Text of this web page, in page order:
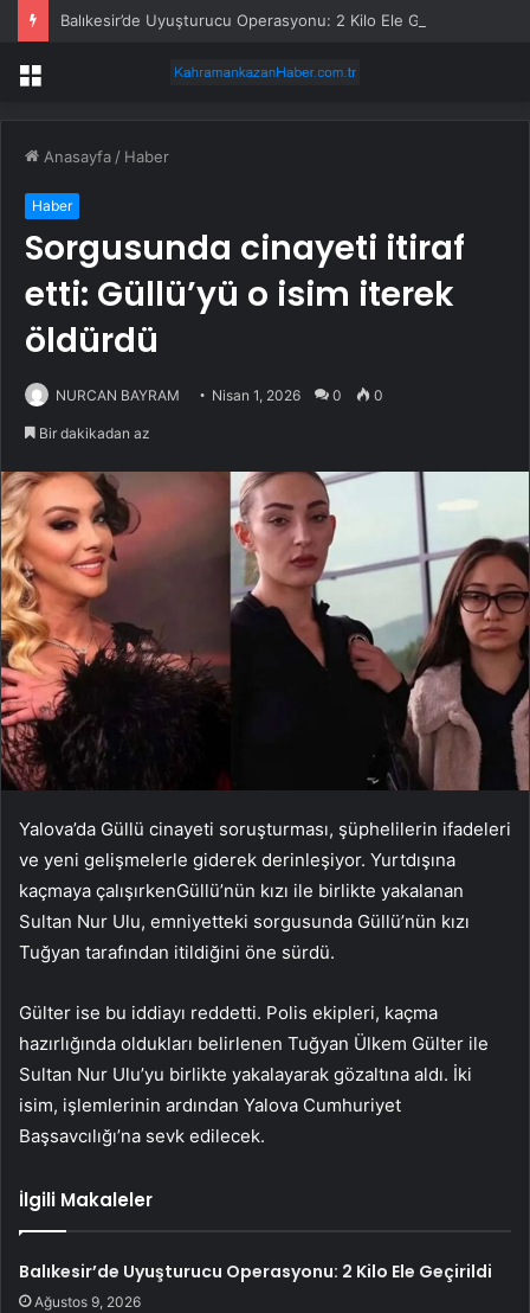
Balıkesir’de Uyuşturucu Operasyonu: 2 Kilo Ele Geçirildi
Menü
Anasayfa / Haber
Haber
Sorgusunda cinayeti itiraf
etti: Güllü’yü o isim iterek
öldürdü
NURCAN BAYRAM Nisan 1, 2026 0 0
Bir dakikadan az
Yalova’da Güllü cinayeti soruşturması, şüphelilerin ifadeleri
ve yeni gelişmelerle giderek derinleşiyor. Yurtdışına
kaçmaya çalışırkenGüllü’nün kızı ile birlikte yakalanan
Sultan Nur Ulu, emniyetteki sorgusunda Güllü’nün kızı
Tuğyan tarafından itildiğini öne sürdü.
Gülter ise bu iddiayı reddetti. Polis ekipleri, kaçma
hazırlığında oldukları belirlenen Tuğyan Ülkem Gülter ile
Sultan Nur Ulu’yu birlikte yakalayarak gözaltına aldı. İki
isim, işlemlerinin ardından Yalova Cumhuriyet
Başsavcılığı’na sevk edilecek.
İlgili Makaleler
Balıkesir’de Uyuşturucu Operasyonu: 2 Kilo Ele Geçirildi
Ağustos 9, 2026